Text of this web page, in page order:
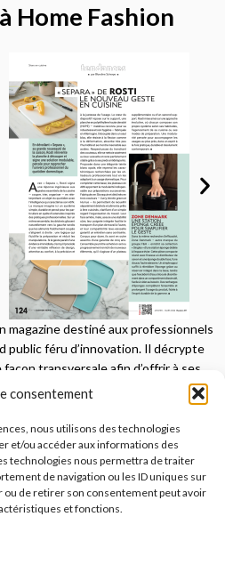
consentement
nous utilisons des technologies
et/ou accéder aux informations des
technologies nous permettra de traiter
de navigation ou les ID uniques sur
ou de retirer son consentement peut avoir
et fonctions.
Home Fashion
magazine destiné aux professionnels
public féru d’innovation. Il décrypte
transversale afin d’offrir à ses